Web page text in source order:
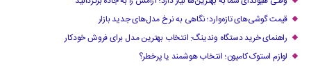
قیمت گوشی‌های تازه‌وارد؛ نگاهی به نرخ مدل‌های جدید بازار
راهنمای خرید دستگاه وندینگ: انتخاب بهترین مدل برای فروش خودکار
لوازم استوک کامیون؛ انتخاب هوشمند یا پرخطر؟